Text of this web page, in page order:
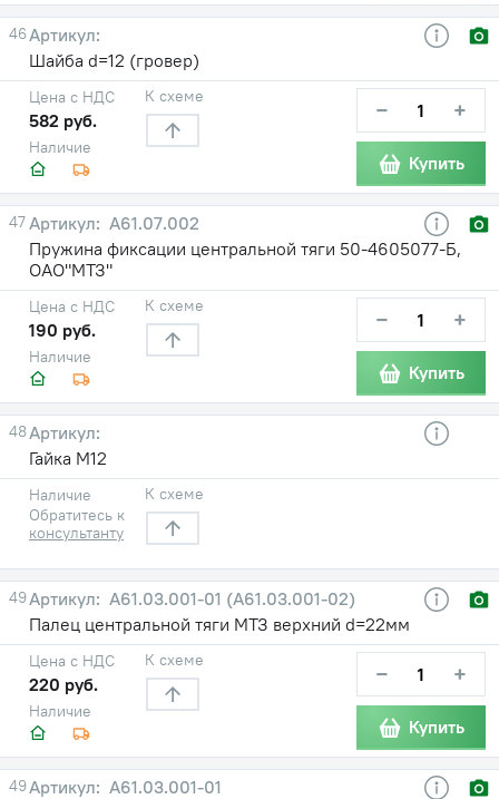
46
Шайба d=12 (гровер)
Наличие
Цена с НДС
582 руб.
К схеме − +
Купить
47
А61.07.002
Пружина фиксации центральной тяги 50-4605077-Б,
ОАО"МТЗ"
Наличие
Цена с НДС
190 руб.
К схеме − +
Купить
48
Гайка М12
Наличие
Обратитесь к
консультанту
К схеме
49
А61.03.001-01 (А61.03.001-02)
Палец центральной тяги МТЗ верхний d=22мм
Наличие
Цена с НДС
220 руб.
К схеме − +
Купить
49
А61.03.001-01